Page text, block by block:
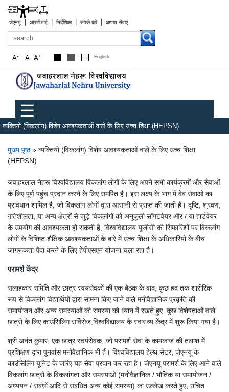
जेएनयू | आरटीआई | निर्देशिका | संपर्क करें | आपात सेवाएं
खोज
A+
A
A- English
Main menu
☰
व्यक्तियों (विकलांग) विशेष आवश्यकताओं वाले के लिए उच्च शिक्षा (HEPSN)
पग चिन्ह
मुख्य पृष्ठ
व्यक्तियों (विकलांग) विशेष आवश्यकताओं वाले के लिए उच्च शिक्षा
(HEPSN)
जवाहरलाल नेहरू विश्वविद्यालय विकलांग लोगों के लिए अपने सभी कार्यक्रमों और सेवाओं
के लिए पूर्ण पहुंच प्रदान करने के लिए समर्पित है। इस लक्ष्य के भाग में वेब सेवाओं का
प्रावधान शामिल है, जो विकलांग लोगों द्वारा आसानी से प्राप्त की जाती हैं। दृष्टि, श्रवण,
गतिशीलता, या अन्य क्षेत्रों से जुड़े विकलांगों को अनुकूली सॉफ्टवेयर और / या हार्डवेयर
के उपयोग की आवश्यकता हो सकती है, विश्वविद्यालय यूजीसी की सिफारिशों पर विकलांग
लोगों के विशिष्ट शैक्षिक आवश्यकताओं के बारे में उच्च शिक्षा के अधिकारियों के बीच
जागरूकता पैदा करने के लिए हेपीएसएन योजना चला रहा है।
परामर्श केंद्र
सलाहकार समिति और छात्र स्वयंसेवकों की एक बैठक के बाद, कुछ हद तक शारीरिक
रूप से विकलांग विद्यार्थियों द्वारा सामना किए जाने वाले मनोवैज्ञानिक प्रकृति की
समायोजन और अन्य समस्याओं की समस्या को ध्यान में रखते हुए, कुछ विशेषताओं वाले
छात्रों के लिए काउंसिलिंग सर्विसेज,विश्वविद्यालय के स्वास्थ्य केंद्र में शुरू किया गया है।
श्री अनंत कुमार, एक छात्र स्वयंसेवक, जो परामर्श सेवा के कामकाज की तलाश में
प्रशिक्षण द्वारा पुनर्वास मनोवैज्ञानिक भी हैं। विश्वविद्यालय हेल्थ सेंटर, जेएनयू के
काउंसिलिंग यूनिट के जरिए यह सेवा प्रदान कर रहा है। जेएनयू परामर्श के लिए आने वाले
विकलांग छात्रों के विकलांगता और समस्याओं (मनोवैज्ञानिक / भौतिक या समायोजन /
अध्ययन / संबंधों आदि से संबंधित अन्य कोई समस्या) का उल्लेख करते हुए, उचित